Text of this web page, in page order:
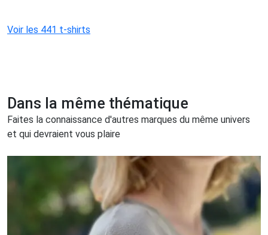
Voir les 441 t-shirts
Dans la même thématique
Faites la connaissance d'autres marques du même univers
et qui devraient vous plaire